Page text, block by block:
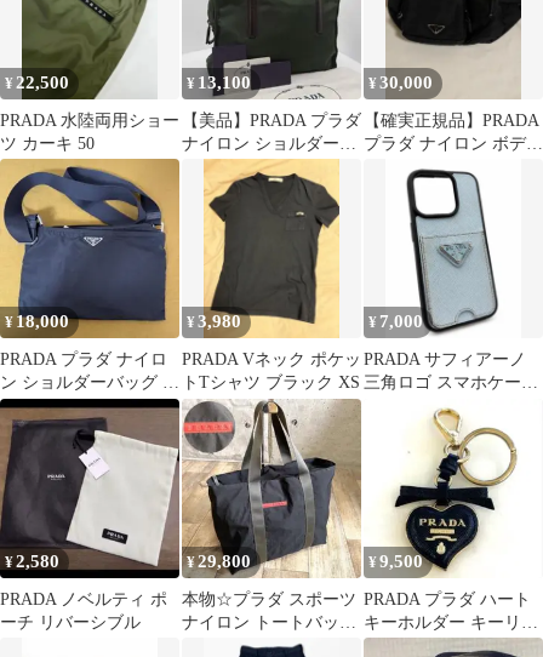
¥ 22,500
PRADA 水陸両用ショー
ツ カーキ 50
¥ 13,100
【美品】PRADA プラダ
ナイロン ショルダーバ
ッグ 三角プレート レザ
¥30,000
【確実正規品】PRADA
プラダ ナイロン ボディ
バッグ ウエストポーチ
¥ 18,000
PRADA プラダ ナイロ
ン ショルダーバッグ ブ
ラック 三角ロゴプレー
ト
¥3,980
PRADA Vネック ポケッ
トTシャツ ブラック XS
¥ 7,000
PRADA サフィアーノ
三角ロゴ スマホケー
ス レザー 水色
¥2,580
PRADA ノベルティ ポ
ーチ リバーシブル
¥29,800
本物☆プラダ スポーツ
ナイロン トートバッグ
ハンドバッグ 黒 リネア
¥9,500
PRADA プラダ ハート
キーホルダー キーリン
グ チャーム